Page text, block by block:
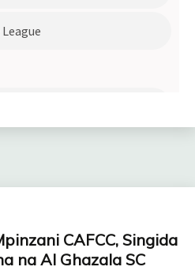
CAFCC, Singida
na Al Ghazala SC